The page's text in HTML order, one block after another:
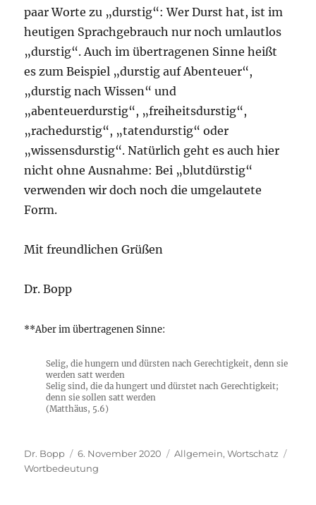
paar Worte zu „durstig“: Wer Durst hat, ist im
heutigen Sprachgebrauch nur noch umlautlos
„durstig“. Auch im übertragenen Sinne heißt
es zum Beispiel „durstig auf Abenteuer“,
„durstig nach Wissen“ und
„abenteuerdurstig“, „freiheitsdurstig“,
„rachedurstig“, „tatendurstig“ oder
„wissensdurstig“. Natürlich geht es auch hier
nicht ohne Ausnahme: Bei „blutdürstig“
verwenden wir doch noch die umgelautete
Form.
Mit freundlichen Grüßen
Dr. Bopp
**Aber im übertragenen Sinne:
Selig, die hungern und dürsten nach Gerechtigkeit, denn sie
werden satt werden
Selig sind, die da hungert und dürstet nach Gerechtigkeit;
denn sie sollen satt werden
(Matthäus, 5.6)
Autor
Dr. Bopp
Veröffentlicht
am
6. November 2020 Kategorien
Allgemein,Wortschatz
Wortbedeutung